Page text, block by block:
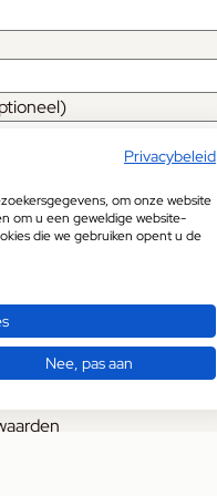
Privacybeleid
om onze website
om u een geweldige website-
die we gebruiken opent u de
Nee, pas aan